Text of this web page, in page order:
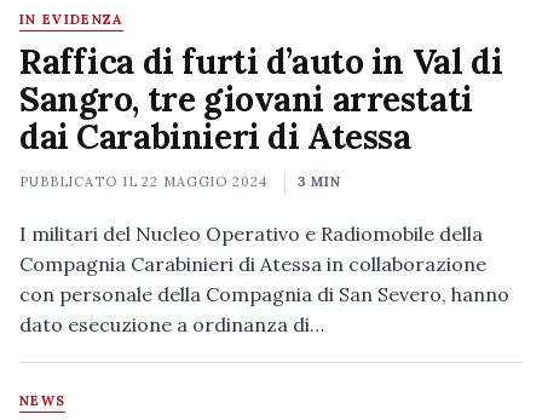
IN EVIDENZA
Raffica di furti d’auto in Val di
Sangro, tre giovani arrestati
dai Carabinieri di Atessa
PUBBLICATO IL22 MAGGIO 2024 3 MIN
I militari del Nucleo Operativo e Radiomobile della
Compagnia Carabinieri di Atessa in collaborazione
con personale della Compagnia di San Severo, hanno
dato esecuzione a ordinanza di…
NEWS